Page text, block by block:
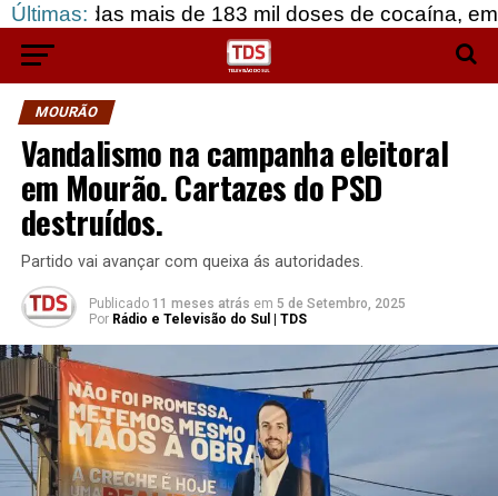
Últimas:
mais de 183 mil doses de cocaína, em Grândola.
MOURÃO
Vandalismo na campanha eleitoral
em Mourão. Cartazes do PSD
destruídos.
Partido vai avançar com queixa ás autoridades.
Publicado 11 meses atrás em 5 de Setembro, 2025
Por Rádio e Televisão do Sul | TDS